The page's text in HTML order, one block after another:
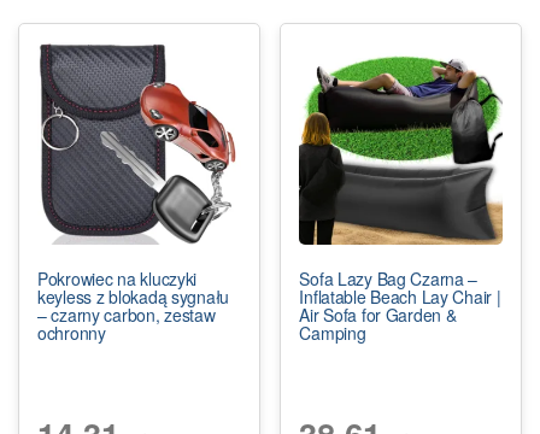
Pokrowiec na kluczyki
keyless z blokadą sygnału
– czarny carbon, zestaw
ochronny
Sofa Lazy Bag Czarna –
Inflatable Beach Lay Chair |
Air Sofa for Garden &
Camping